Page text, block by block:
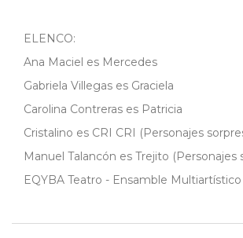
ELENCO:
Ana Maciel es Mercedes
Gabriela Villegas es Graciela
Carolina Contreras es Patricia
Cristalino es CRI CRI (Personajes
Manuel Talancón es Trejito (Personajes
EQYBA Teatro - Ensamble Multiartístico